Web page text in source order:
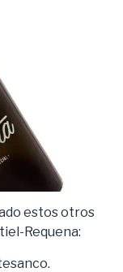
estos otros
Requena: